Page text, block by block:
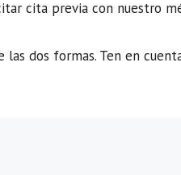
cita previa con nuestro
dos formas. Ten en